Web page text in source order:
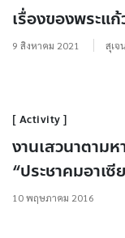
เรื่องของพระแก้
9 สิงหาคม 2021 สุเจ
Activity
งานเสวนาตาม
“ประชาคมอาเ
10 พฤษภาคม 2016